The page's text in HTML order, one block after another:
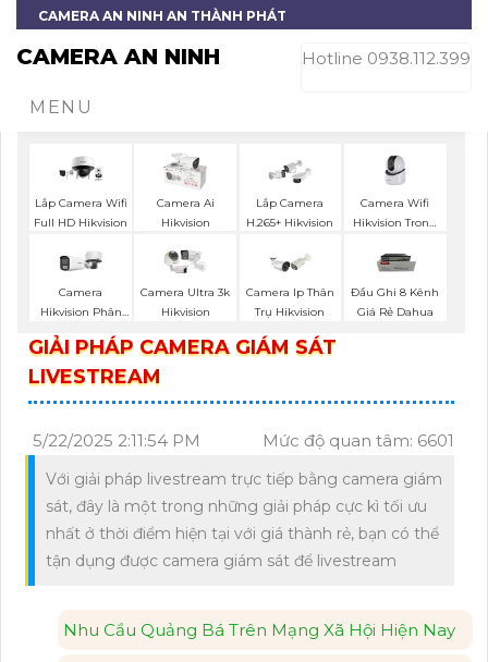
CAMERA AN NINH AN THÀNH PHÁT
CAMERA AN NINH Hotline 0938.112.399
MENU
Lắp Camera Wifi
Full HD Hikvision
Camera Ai
Hikvision
Lắp Camera
H.265+ Hikvision
Camera Wifi
Hikvision Trong
Camera
Hikvision Phân
Biệt Người
Camera Ultra 3k
Hikvision
Camera Ip Thân
Trụ Hikvision
Đầu Ghi 8 Kênh
Giá Rẻ Dahua
GIẢI PHÁP CAMERA GIÁM SÁT
LIVESTREAM
5/22/2025 2:11:54 PM Mức độ quan tâm: 6601
Với giải pháp livestream trực tiếp bằng camera giám
sát, đây là một trong những giải pháp cực kì tối ưu
nhất ở thời điểm hiện tại với giá thành rẻ, bạn có thể
tận dụng được camera giám sát để livestream
Nhu Cầu Quảng Bá Trên Mạng Xã Hội Hiện Nay